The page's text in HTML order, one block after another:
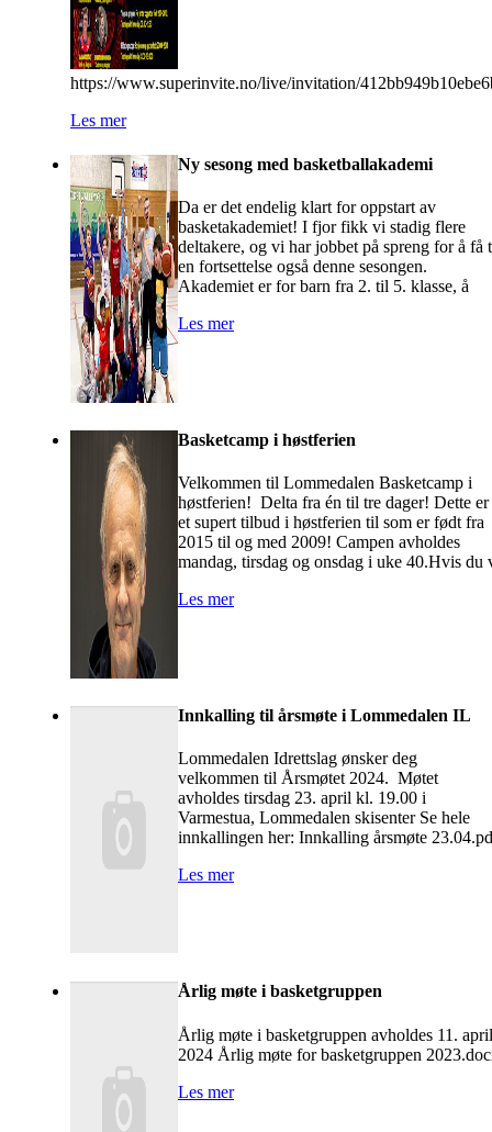
https://www.superinvite.no/live/invitation/
Les mer
Ny sesong med basketballakademi
Da er det endelig klart for oppstart av
basketakademiet! I fjor fikk vi stadig flere
deltakere, og vi har jobbet på spreng for å få
en fortsettelse også denne sesongen.
Akademiet er for barn fra 2. til 5. klasse, å
Les mer
Basketcamp i høstferien
Velkommen til Lommedalen Basketcamp i
høstferien! Delta fra én til tre dager! Dette er
et supert tilbud i høstferien til som er født fra
2015 til og med 2009! Campen avholdes
mandag, tirsdag og onsdag i uke 40.Hvis du
Les mer
Innkalling til årsmøte i Lommedalen IL
Lommedalen Idrettslag ønsker deg
velkommen til Årsmøtet 2024. Møtet
avholdes tirsdag 23. april kl. 19.00 i
Varmestua, Lommedalen skisenter Se hele
innkallingen her: Innkalling årsmøte
Les mer
Årlig møte i basketgruppen
Årlig møte i basketgruppen avholdes 11. april
2024 Årlig møte for basketgruppen
Les mer